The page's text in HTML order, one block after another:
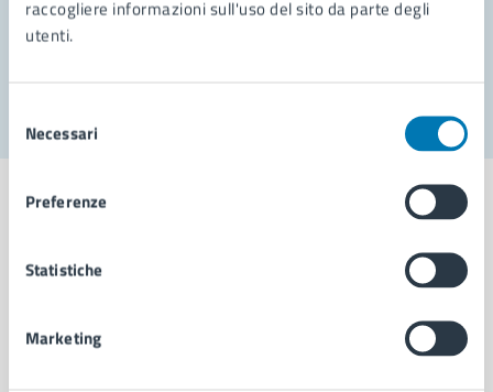
raccogliere informazioni sull'uso del sito da parte degli
utenti.
delNecessari
Preferenze
Statistiche
Marketing
Problemi in città
Comune di Napoli
AMMINISTRAZIONE